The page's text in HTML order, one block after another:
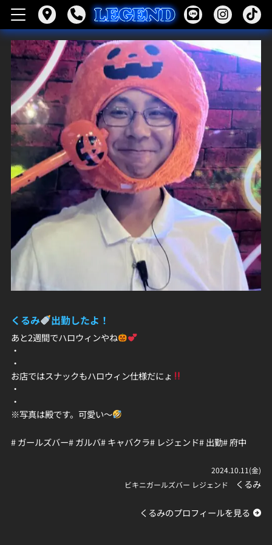
くるみ 出勤したよ！
あと2週間でハロウィンやね
・
・
お店ではスナックもハロウィン仕様だにょ
・
・
※写真は殿です。可愛い～
# ガールズバー# ガルバ# キャバクラ# レジェンド# 出勤# 府中
2024.10.11(金)
ビキニガールズバー レジェンド
くるみ
くるみのプロフィールを見る